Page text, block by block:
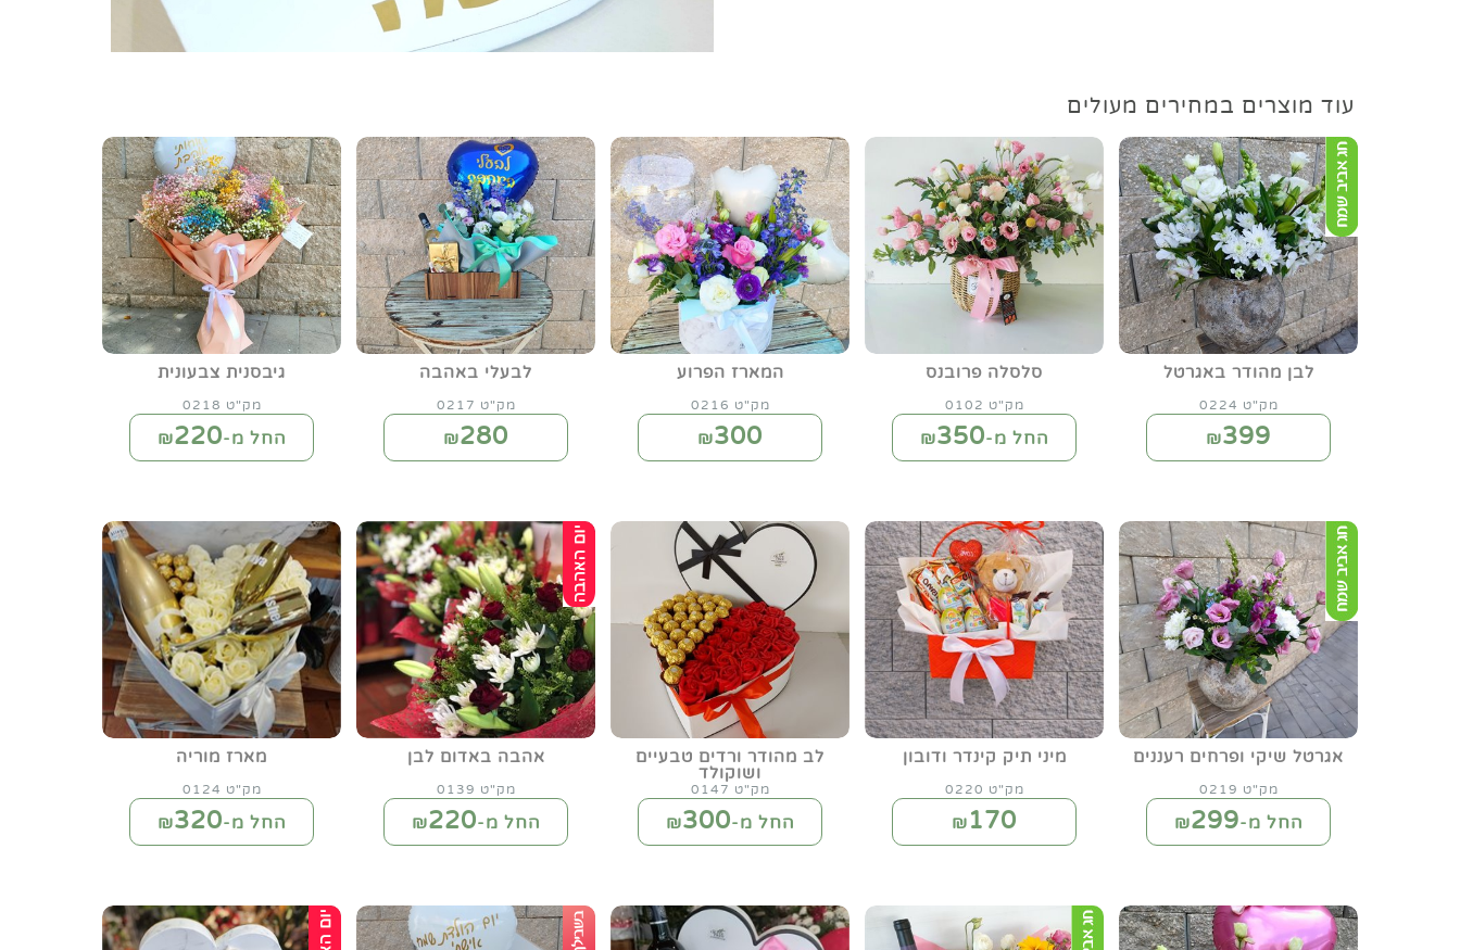
עוד מוצרים במחירים מעולים
לבן מהודר באגרטל
מק"ט 0224
₪399
סלסלה פרובנס
מק"ט 0102
החל מ-₪350
המארז הפרוע
מק"ט 0216
₪300
לבעלי באהבה
מק"ט 0217
₪280
גיבסנית צבעונית
מק"ט 0218
החל מ-₪220
אגרטל שיקי ופרחים רעננים
מק"ט 0219
החל מ-₪299
מיני תיק קינדר ודובון
מק"ט 0220
₪ 170
לב מהודר ורדים טבעיים
ושוקולד
מק"ט 0147
החל מ-₪300
אהבה באדום לבן
מק"ט 0139
החל מ-₪220
מארז מוריה
מק"ט 0124
החל מ-₪320